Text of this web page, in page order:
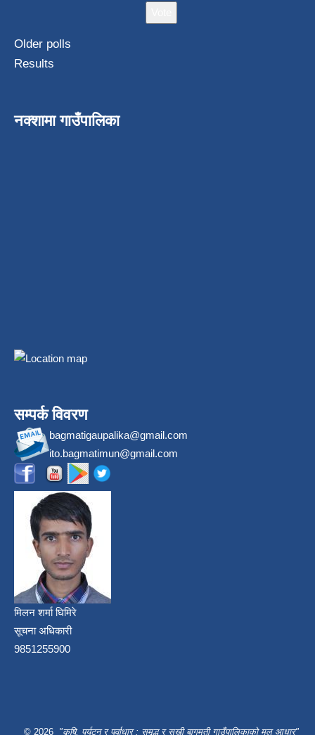
Older polls
Results
नक्शामा गाउँपालिका
सम्पर्क विवरण
bagmatigaupalika@gmail.com
ito.bagmatimun@gmail.com
मिलन शर्मा घिमिरे
सूचना अधिकारी
9851255900
© 2026 "कृषि, पर्यटन र पूर्वाधार : समृद्ध र सुखी बागमती गाउँपालिकाको मूल आधार"